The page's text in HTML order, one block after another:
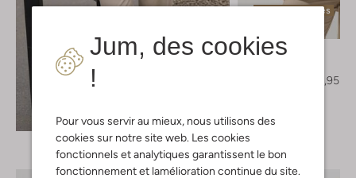
Jum, des cookies
!
Pour vous servir au mieux, nous utilisons des
cookies sur notre site web. Les cookies
fonctionnels et analytiques garantissent le bon
fonctionnement et lamélioration continue du site.
Dernières pièces
Notre-V
€ 64,95